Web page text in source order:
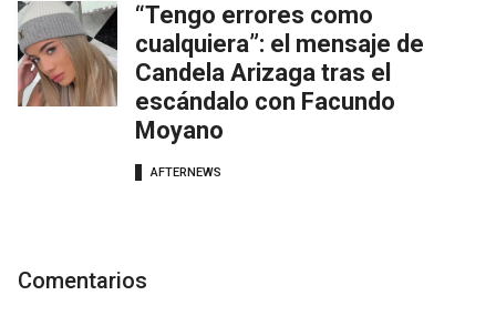
“Tengo errores como
cualquiera”: el mensaje de
Candela Arizaga tras el
escándalo con Facundo
Moyano
AFTERNEWS
Comentarios